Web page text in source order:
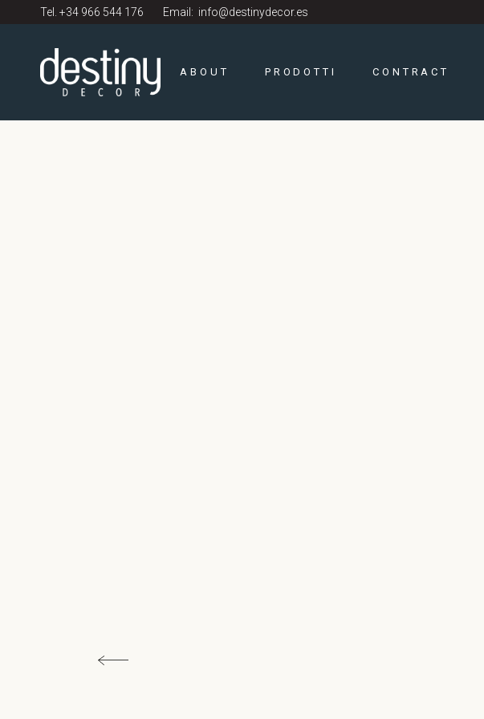
Tel. +34 966 544 176 Email: info@destinydecor.es
ABOUT PRODOTTI CONTRACT